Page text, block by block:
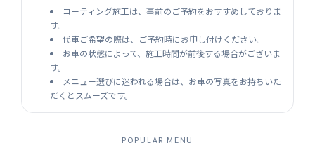
コーティング施工は、事前のご予約をおすすめしておりま
す。
代車ご希望の際は、ご予約時にお申し付けください。
お車の状態によって、施工時間が前後する場合がございま
す。
メニュー選びに迷われる場合は、お車の写真をお持ちいた
だくとスムーズです。
POPULAR MENU